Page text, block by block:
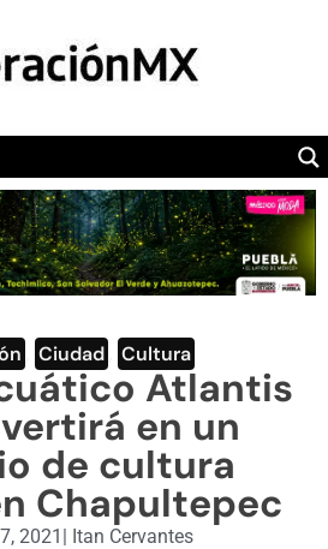
POLÍTICA
CAMALEÓN
OPINIÓN
DEPORTES
SECTION
VIDEOS
Ciudad Cultura
Atlantis
en un
de cultura
Chapultepec
2021 | Itan Cervantes